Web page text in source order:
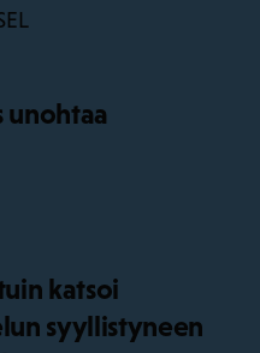
unohtaa
katsoi
syyllistyneen